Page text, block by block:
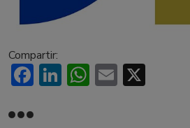
Compartir:
Facebook
LinkedIn
WhatsApp
Email